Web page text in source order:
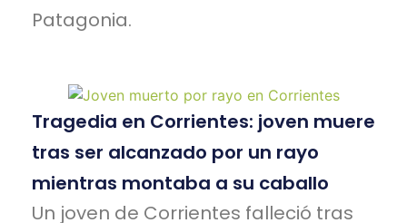
Patagonia.
Tragedia en Corrientes: joven muere
tras ser alcanzado por un rayo
mientras montaba a su caballo
Un joven de Corrientes falleció tras